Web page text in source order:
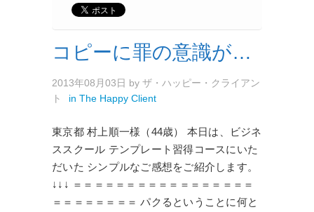
コピーに罪の意識が…
2013年08月03日 by ザ・ハッピー・クライアン
ト
in The Happy Client
東京都 村上順一様（44歳） 本日は、ビジネ
ススクール テンプレート習得コースにいた
だいた シンプルなご感想をご紹介します。
↓↓↓ ＝＝＝＝＝＝＝＝＝＝＝＝＝＝＝＝＝
＝＝＝＝＝＝＝＝ パクるということに何と